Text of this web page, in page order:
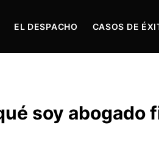
EL DESPACHO CASOS DE
soy abogado